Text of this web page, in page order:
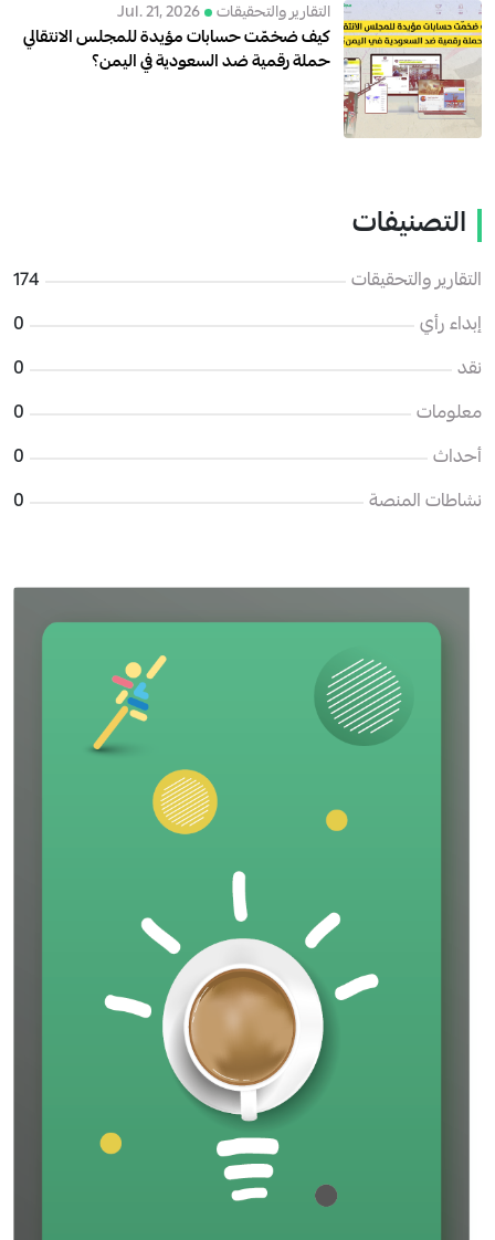
التقارير والتحقيقات Jul. 21, 2026
كيف ضخمّت حسابات مؤيدة للمجلس الانتقالي
حملة رقمية ضد السعودية في اليمن؟
التصنيفات
التقارير والتحقيقات
174
إبداء رأي
0
نقد
0
معلومات
0
أحداث
0
نشاطات المنصة
0